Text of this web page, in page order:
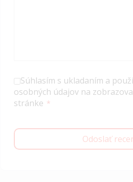
Súhlasím s ukladaním a
osobných údajov na
stránke
Odoslať